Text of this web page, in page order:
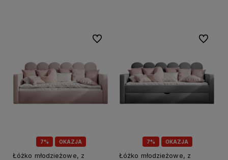
7% OKAZJA
Łóżko młodzieżowe, z
Do ulubionych
7% OKAZJA
Łóżko młodzieżowe, z
Do